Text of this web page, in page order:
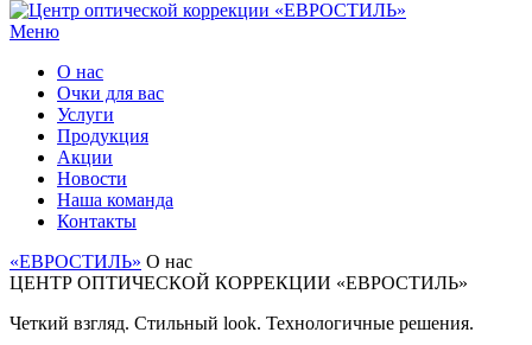
Меню
О нас
Очки для вас
Услуги
Продукция
Акции
Новости
Наша команда
Контакты
«ЕВРОСТИЛЬ» О нас
ЦЕНТР ОПТИЧЕСКОЙ КОРРЕКЦИИ «ЕВРОСТИЛЬ»
Четкий взгляд. Стильный look. Технологичные решения.